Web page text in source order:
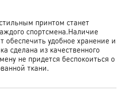
принтом станет
спортсмена.Наличие
обеспечить удобное хранение и
сделана из качественного
не придется беспокоиться о
ткани.